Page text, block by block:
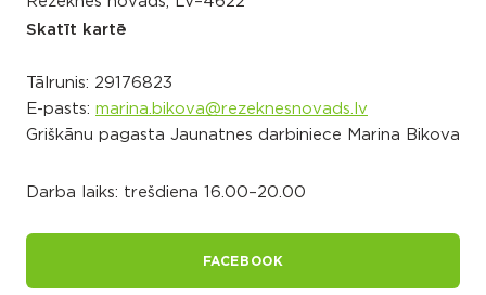
Skatīt kartē
Tālrunis: 29176823
E-pasts: marina.bikova@rezeknesnovads.lv
Griškānu pagasta Jaunatnes darbiniece Marina Bikova
Darba laiks: trešdiena 16.00–20.00
FACEBOOK